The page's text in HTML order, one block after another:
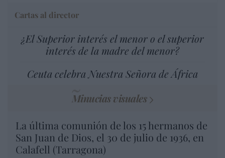
Cartas al director
¿El Superior interés el menor o el superior
interés de la madre del menor?
Ceuta celebra Nuestra Señora de África
Minucias visuales
La última comunión de los 15 hermanos de
San Juan de Dios, el 30 de julio de 1936, en
Calafell (Tarragona)